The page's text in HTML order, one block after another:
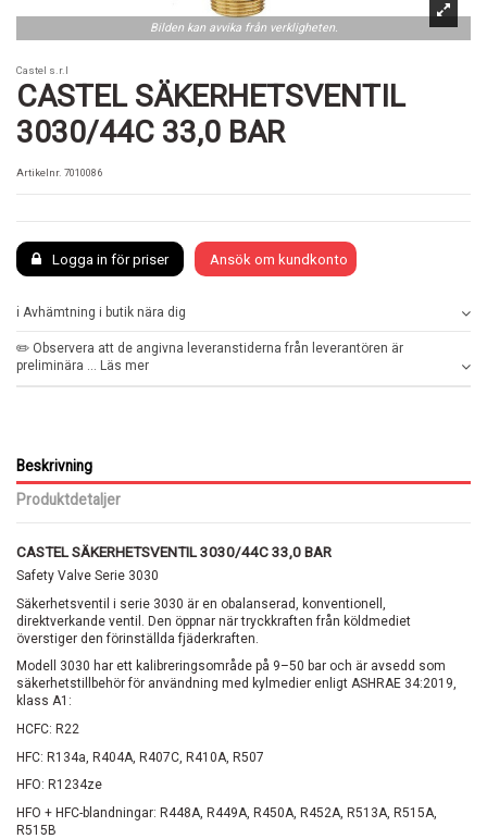
Bilden kan avvika från verkligheten.
Castel s.r.l
CASTEL SÄKERHETSVENTIL
3030/44C 33,0 BAR
Artikelnr. 7010086
Logga in för priser Ansök om kundkonto
ℹ️ Avhämtning i butik nära dig
✏️ Observera att de angivna leveranstiderna från leverantören är
preliminära ... Läs mer
Beskrivning
Produktdetaljer
CASTEL SÄKERHETSVENTIL 3030/44C 33,0 BAR
Safety Valve Serie 3030
Säkerhetsventil i serie 3030 är en obalanserad, konventionell,
direktverkande ventil. Den öppnar när tryckkraften från köldmediet
överstiger den förinställda fjäderkraften.
Modell 3030 har ett kalibreringsområde på 9–50 bar och är avsedd som
säkerhetstillbehör för användning med kylmedier enligt ASHRAE 34:2019,
klass A1:
HCFC: R22
HFC: R134a, R404A, R407C, R410A, R507
HFO: R1234ze
HFO + HFC-blandningar: R448A, R449A, R450A, R452A, R513A, R515A,
R515B